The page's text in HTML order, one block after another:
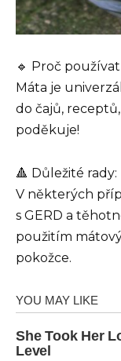
🔹 Proč
Máta je
do čajů,
poděkuje!
🔺 Důležité rady:
V některých
s GERD a
použitím
pokožce.